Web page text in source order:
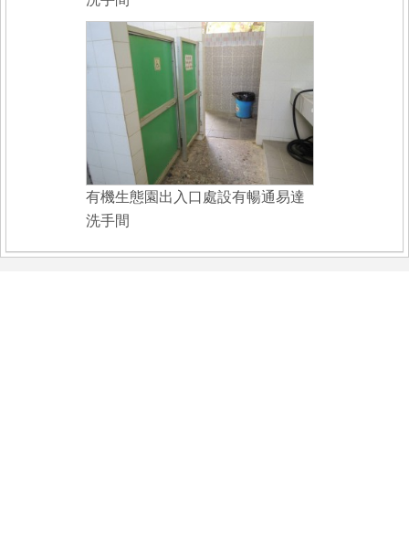
有機生態園出入口處設有暢通易達
洗手間